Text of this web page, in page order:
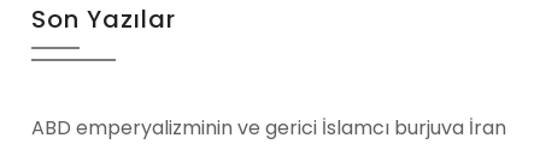
Son Yazılar
ABD emperyalizminin ve gerici İslamcı burjuva İran